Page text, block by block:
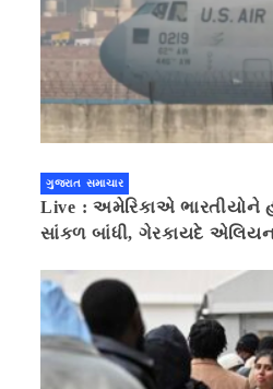
ગુજરાત સમાચાર
Live : અમેરિકાએ ભારતીયોને
સાંકળ બાંધી, ગેરકાયદે